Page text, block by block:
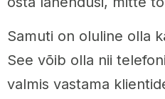
Samuti on oluline olla
See võib olla nii
valmis vastama